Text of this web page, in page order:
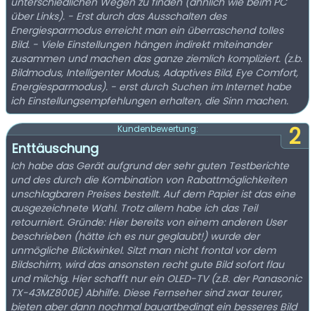
über Links). - Erst durch das Ausschalten des
Energiesparmodus erreicht man ein überraschend tolles
Bild. - Viele Einstellungen hängen indirekt miteinander
zusammen und machen das ganze ziemlich kompliziert. (z.b.
Bildmodus, Intelligenter Modus, Adaptives Bild, Eye Comfort,
Energiesparmodus). - erst durch Suchen im Internet habe
ich Einstellungsempfehlungen erhalten, die Sinn machen.
2
Kundenbewertung:
Enttäuschung
Ich habe das Gerät aufgrund der sehr guten Testberichte
und des durch die Kombination von Rabattmöglichkeiten
unschlagbaren Preises bestellt. Auf dem Papier ist das eine
ausgezeichnete Wahl. Trotz allem habe ich das Teil
retourniert. Gründe: Hier bereits von einem anderen User
beschrieben (hätte ich es nur geglaubt!) wurde der
unmögliche Blickwinkel. Sitzt man nicht frontal vor dem
Bildschirm, wird das ansonsten recht gute Bild sofort flau
und milchig. Hier schafft nur ein OLED-TV (z.B. der Panasonic
TX-43MZ800E) Abhilfe. Diese Fernseher sind zwar teurer,
bieten aber dann nochmal bauartbedingt ein besseres Bild